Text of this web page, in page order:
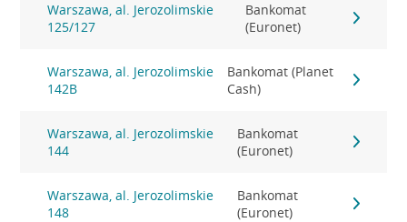
Warszawa, al. Jerozolimskie
125/127
Bankomat
(Euronet)
Warszawa, al. Jerozolimskie
142B
Bankomat (Planet
Cash)
Warszawa, al. Jerozolimskie
144
Bankomat
(Euronet)
Warszawa, al. Jerozolimskie
148
Bankomat
(Euronet)